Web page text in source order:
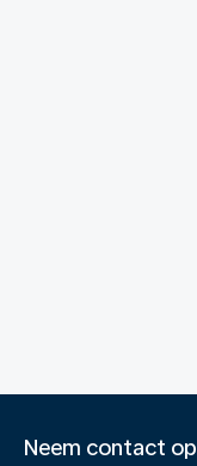
Neem contact op